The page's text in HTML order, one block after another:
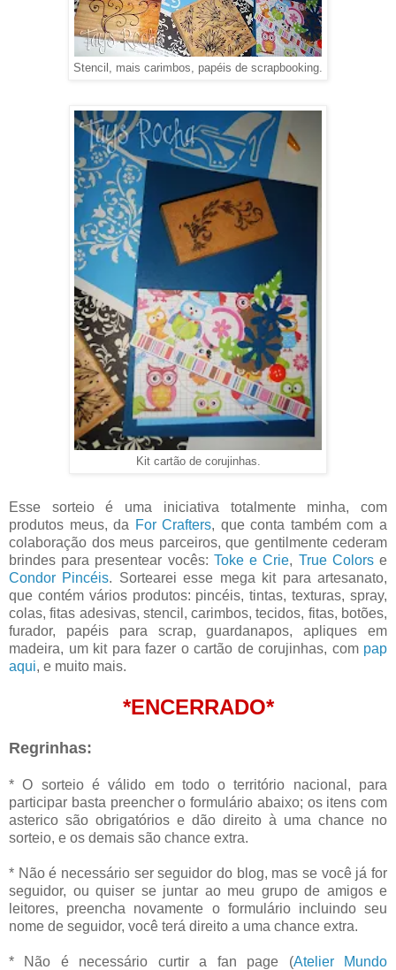
Stencil, mais carimbos, papéis de scrapbooking.
Kit cartão de corujinhas.
Esse sorteio é uma iniciativa totalmente minha, com
produtos meus, da For Crafters, que conta também com a
colaboração dos meus parceiros, que gentilmente cederam
brindes para presentear vocês: Toke e Crie, True Colorse
Condor Pincéis. Sortearei esse mega kit para artesanato,
que contém vários produtos: pincéis, tintas, texturas, spray,
colas, fitas adesivas, stencil, carimbos, tecidos, fitas, botões,
furador, papéis para scrap, guardanapos, apliques em
madeira, um kit para fazer o cartão de corujinhas, com pap
aqui, e muito mais.
*ENCERRADO*
Regrinhas:
* O sorteio é válido em todo o território nacional, para
participar basta preencher o formulário abaixo; os itens com
asterico são obrigatórios e dão direito à uma chance no
sorteio, e os demais são chance extra.
* Não é necessário ser seguidor do blog, mas se você já for
seguidor, ou quiser se juntar ao meu grupo de amigos e
leitores, preencha novamente o formulário incluindo seu
nome de seguidor, você terá direito a uma chance extra.
* Não é necessário curtir a fan page (Atelier Mundo